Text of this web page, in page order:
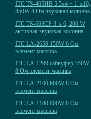
ITC TS-405HB 5.5x4 + 1"x10,
450W 4 Ом звуковая колонна
ITC TS-603CP 3"x 6, 200 W
активная звуковая колонна
ITC LA-2650 150W 6 Ом
элемент массива
ITC LA-1200 сабвуфер 350W
8 Ом элемент массива
ITC LA-2100 600W 8 Ом
элемент массива
ITC LA-1180 800W 8 Ом
элемент массива